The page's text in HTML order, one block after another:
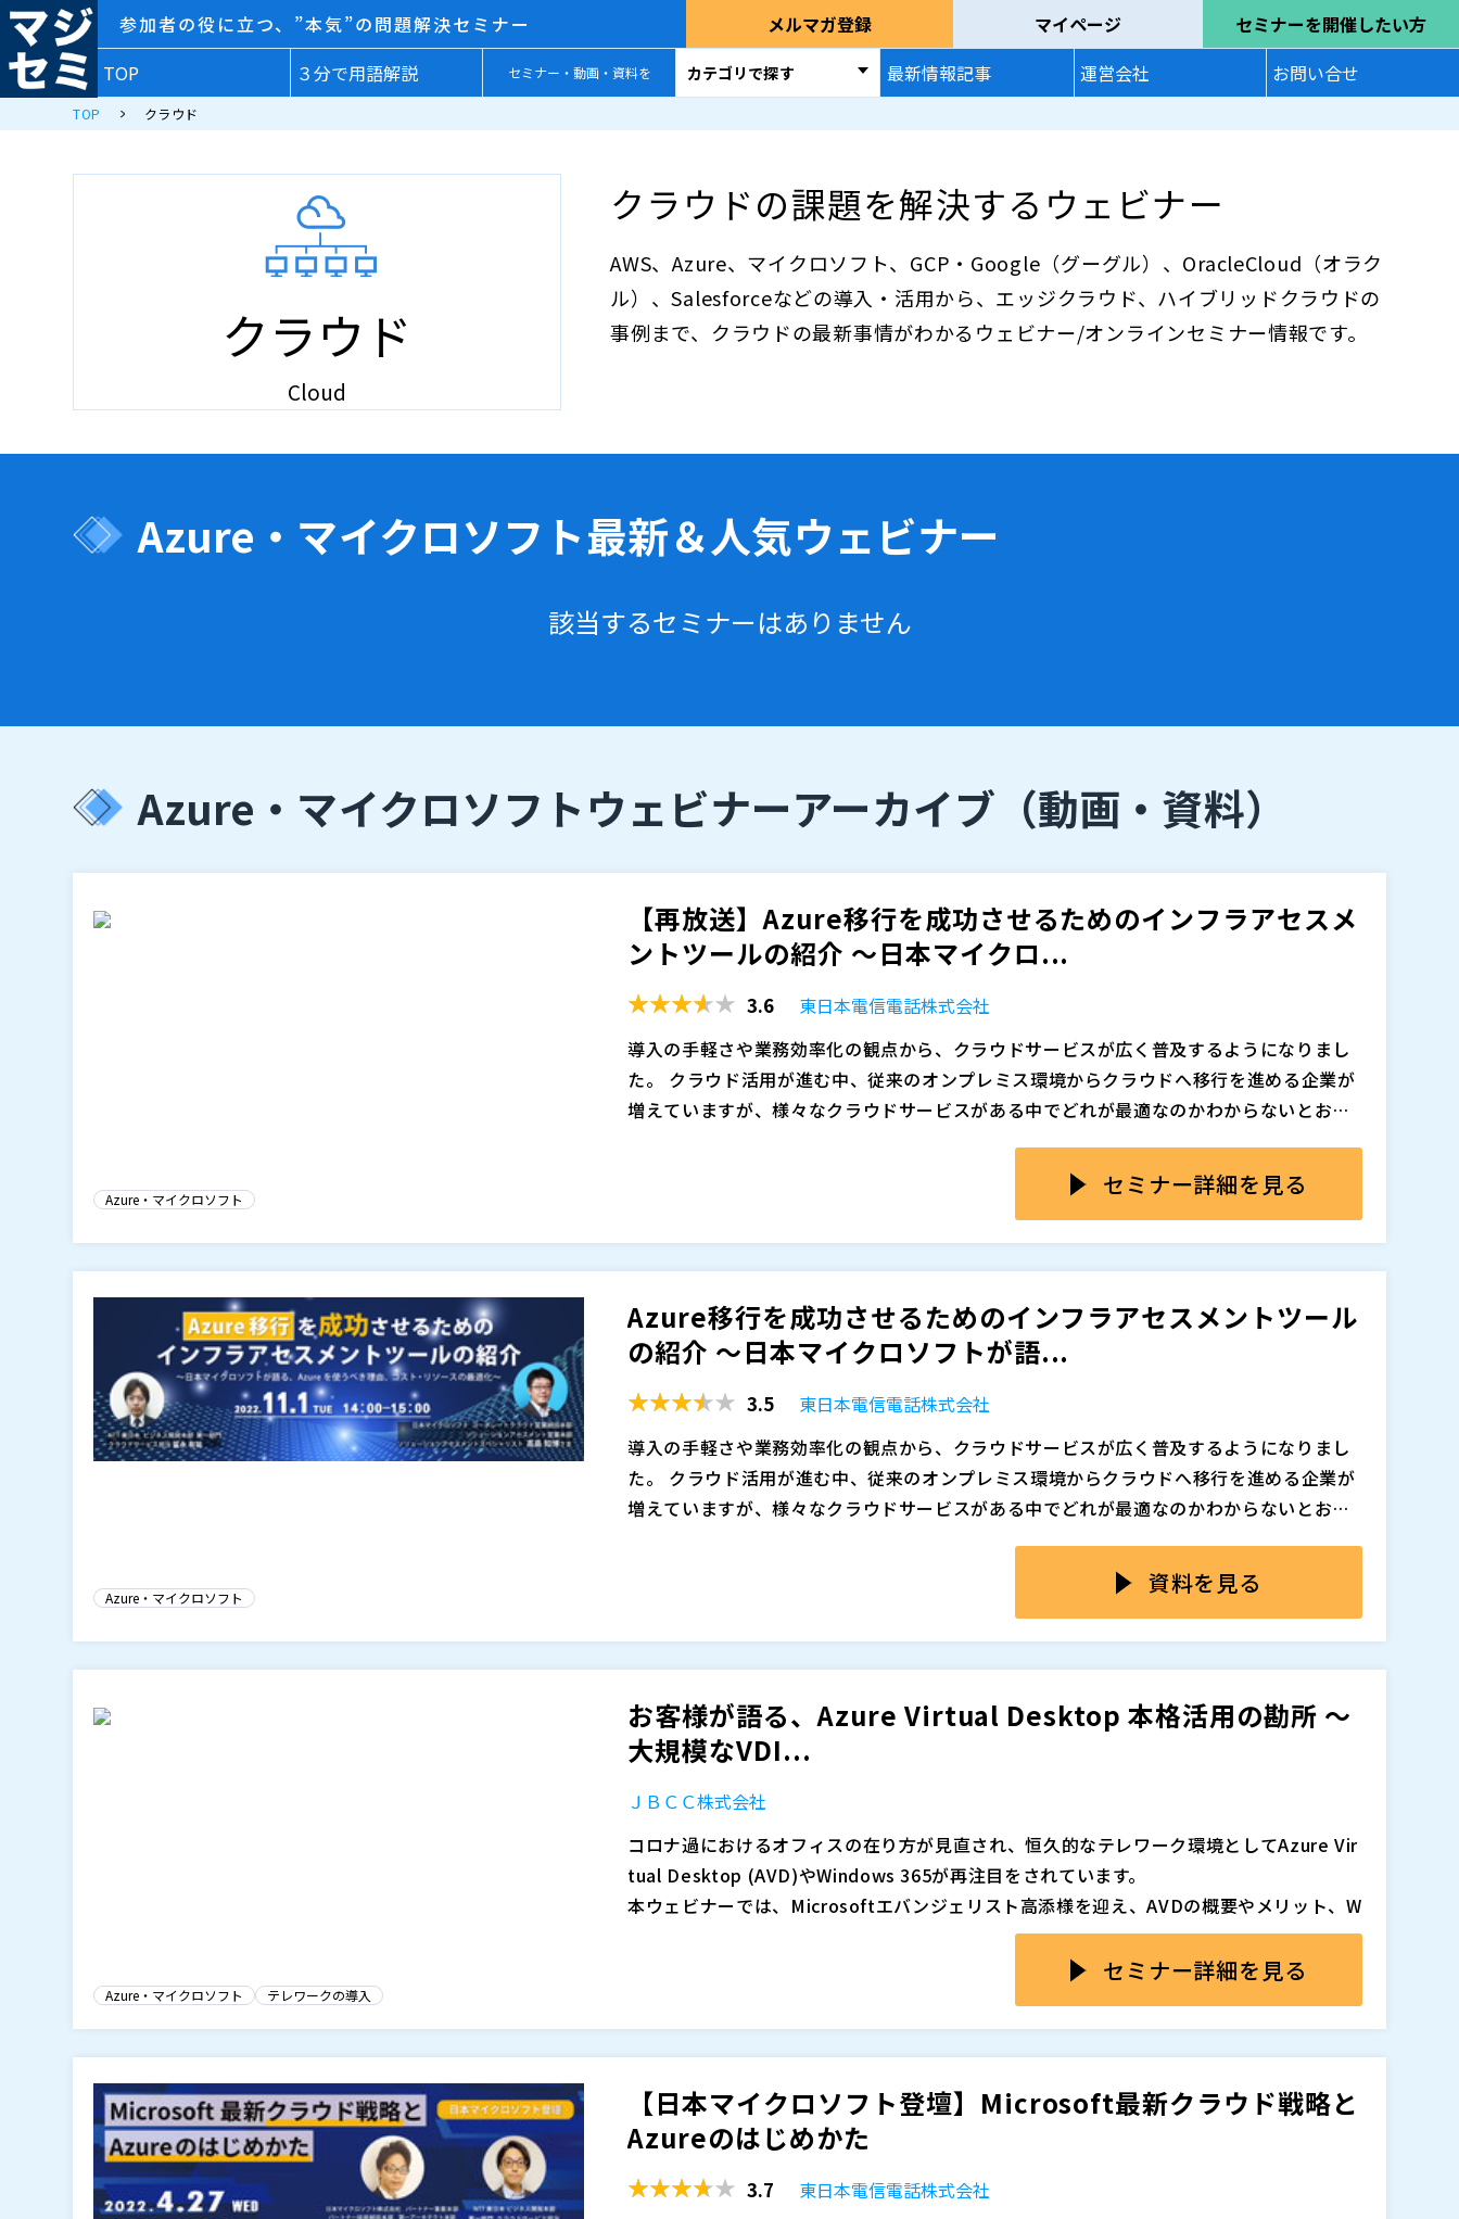
参加者の役に立つ、”本気”の問題解決セミナー メルマガ登録 マイページ
セミナーを開催したい方
TOP
３分で用語解説 セミナー・動画・資料を カテゴリで探す 最新情報記事 運営会社 お問い合せ
TOP クラウド
クラウド
Cloud
クラウドの課題を解決するウェビナー
AWS、Azure、マイクロソフト、GCP・Google（グーグル）、OracleCloud（オラク
ル）、Salesforceなどの導入・活用から、エッジクラウド、ハイブリッドクラウドの
事例まで、クラウドの最新事情がわかるウェビナー/オンラインセミナー情報です。
Azure・マイクロソフト最新＆人気ウェビナー
該当するセミナーはありません
Azure・マイクロソフトウェビナーアーカイブ （動画・資料）
【再放送】Azure移行を成功させるためのインフラアセスメ
ントツールの紹介 ～日本マイクロ...
3.6
東日本電信電話株式会社
導入の手軽さや業務効率化の観点から、クラウドサービスが広く普及するようになりまし
た。 クラウド活用が進む中、従来のオンプレミス環境からクラウドへ移行を進める企業が
増えていますが、様々なクラウドサービスがある中でどれが最適なのかわからないとお悩
ストが不安、といったお声も多く聞かれます。 特に昨今の円安の影響で海外事業者から提
供されているサービスは値上がりするため、クラウドに関してもコストを正確に把握した
東日本電信電話株式会社（ ）
株式会社オープンソース活用研究所（ ） マジセミ株式会社（
Azure・マイクロソフト セミナー詳細を見る
Azure移行を成功させるためのインフラアセスメントツール
の紹介 ～日本マイクロソフトが語...
3.5
東日本電信電話株式会社
導入の手軽さや業務効率化の観点から、クラウドサービスが広く普及するようになりまし
た。 クラウド活用が進む中、従来のオンプレミス環境からクラウドへ移行を進める企業が
増えていますが、様々なクラウドサービスがある中でどれが最適なのかわからないとお悩
ストが不安、といったお声も多く聞かれます。 特に昨今の円安の影響で海外事業者から提
供されているサービスは値上がりするため、クラウドに関してもコストを正確に把握した
東日本電信電話株式会社（）
株式会社オープンソース活用研究所（
Azure・マイクロソフト 資料を見る
お客様が語る、Azure Virtual Desktop 本格活用の勘所 ～
大規模なVDI...
ＪＢＣＣ株式会社
コロナ過におけるオフィスの在り方が見直され、恒久的なテレワーク環境としてAzure Vir
tual Desktop (AVD)やWindows 365が再注目をされています。
本ウェビナーでは、Microsoftエバンジェリスト高添様を迎え、AVDの概要やメリット、W
indows365の最新情報全貌を大公開！ ここでしか聞けない！ユニマットライフ様のお客様
自身による「クラウドVDI検討から移行まで」を語っていただきながら、導入への不安を抱
用負荷を軽減するために考えるべきことについてもご紹介しますので、ぜひご視聴くださ
い。
テレワークやハイブリッドワーク環境をどう作っていくのかを検討する時期が来ました。
当セッションでは移行先検討のためのポイントの整理と、移行先の1つAzure Virtual Desk
top をご紹介いたします。
講師：日本マイクロソフト株式会社 パートナー技術統括本部 シニア クラウドソリューショ
ンアーキテクト
コロナ過におけるオフィスの在り方が見直され、恒久的なテレワーク環境としてAzure Vir
tual Desktop(AVD)やWindows 365が再注目をされています。当セッションではネットワ
Azure・マイクロソフト テレワークの導入
セミナー詳細を見る
【日本マイクロソフト登壇】Microsoft最新クラウド戦略と
Azureのはじめかた
3.7
東日本電信電話株式会社